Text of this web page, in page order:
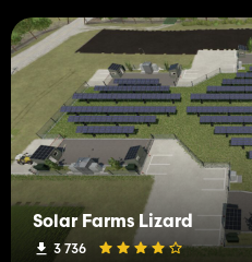
Solar Farms Lizard
3 736